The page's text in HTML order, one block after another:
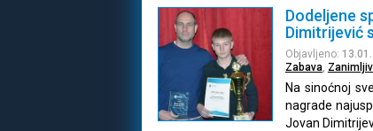
Dodeljene
Dimitrijević
Objavljeno:
Zabava,
Na sinoćnoj
nagrade
Jovan